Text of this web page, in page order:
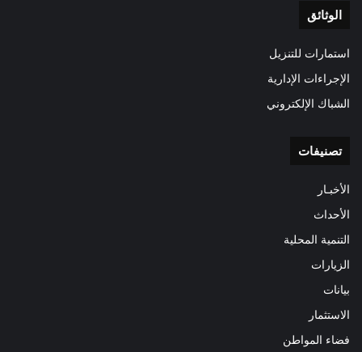
الوثائق
استمارات للتنزيل
الإجراءات الإدارية
الشباك الإلكتروني
تصنيفات
الأخبـار
الأحداث
التنمية المحلية
الزيارات
بيانات
الاستثمار
فضاء المواطن